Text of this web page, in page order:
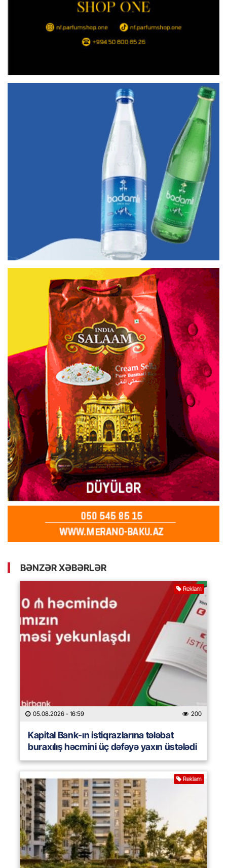
BƏNZƏR XƏBƏRLƏR
Reklam
05.08.2026 - 16:59 200
Kapital Bank-ın istiqrazlarına tələbat
buraxılış həcmini üç dəfəyə yaxın üstələdi
Reklam